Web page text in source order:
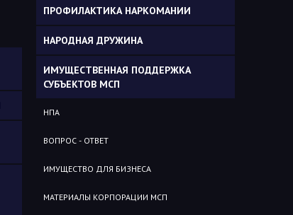
ПРОФИЛАКТИКА НАРКОМАНИИ
НАРОДНАЯ ДРУЖИНА
ИМУЩЕСТВЕННАЯ ПОДДЕРЖКА
СУБЪЕКТОВ МСП
НПА
ВОПРОС - ОТВЕТ
ИМУЩЕСТВО ДЛЯ БИЗНЕСА
МАТЕРИАЛЫ КОРПОРАЦИИ МСП